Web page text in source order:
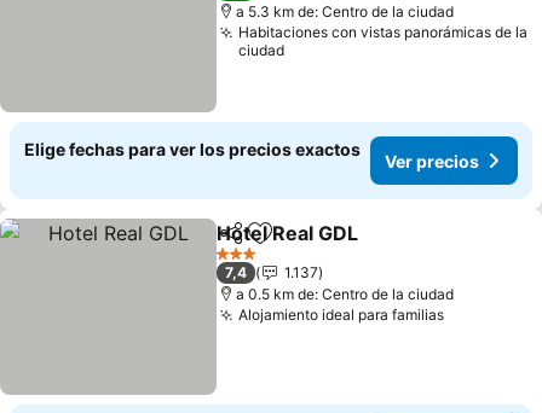
a 5.3 km de: Centro de la ciudad
Habitaciones con vistas panorámicas de la
ciudad
Elige fechas para ver los precios exactos
Ver precios
CompartirAgregar a favoritos
Hotel Real GDL
3 Estrellas
7,4
1.137
a 0.5 km de: Centro de la ciudad
Alojamiento ideal para familiasVer